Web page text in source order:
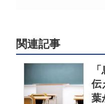
関連記事
伝
葉